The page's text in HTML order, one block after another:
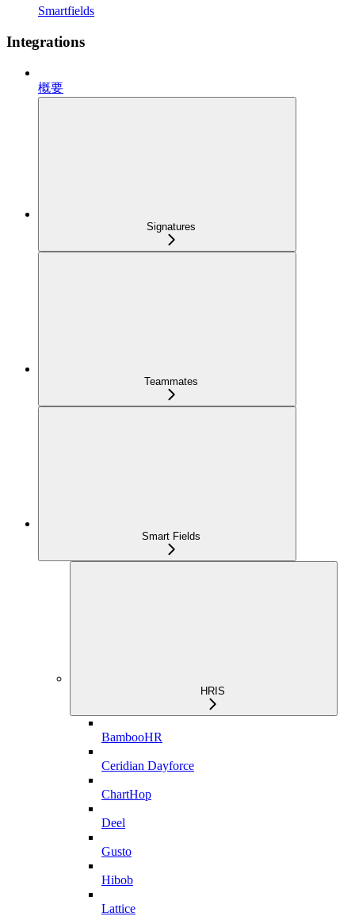
Smartfields
Integrations
概要
Signatures
Teammates
Smart Fields
HRIS
BambooHR
Ceridian Dayforce
ChartHop
Deel
Gusto
Hibob
Lattice